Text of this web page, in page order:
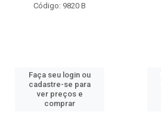
Código: 9820 B
Faça seu login ou
cadastre-se para
ver preços e
comprar